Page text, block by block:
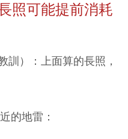
照可能提前消耗
訓）：上面算的長照，
的地雷：